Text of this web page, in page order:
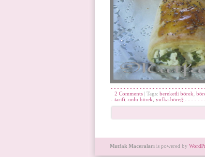
2 Comments | Tags: bereketli börek
tarifi,unlu börek,yufka böreği
Mutfak Maceraları is powered by